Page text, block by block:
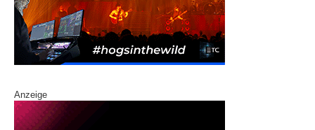
Anzeige